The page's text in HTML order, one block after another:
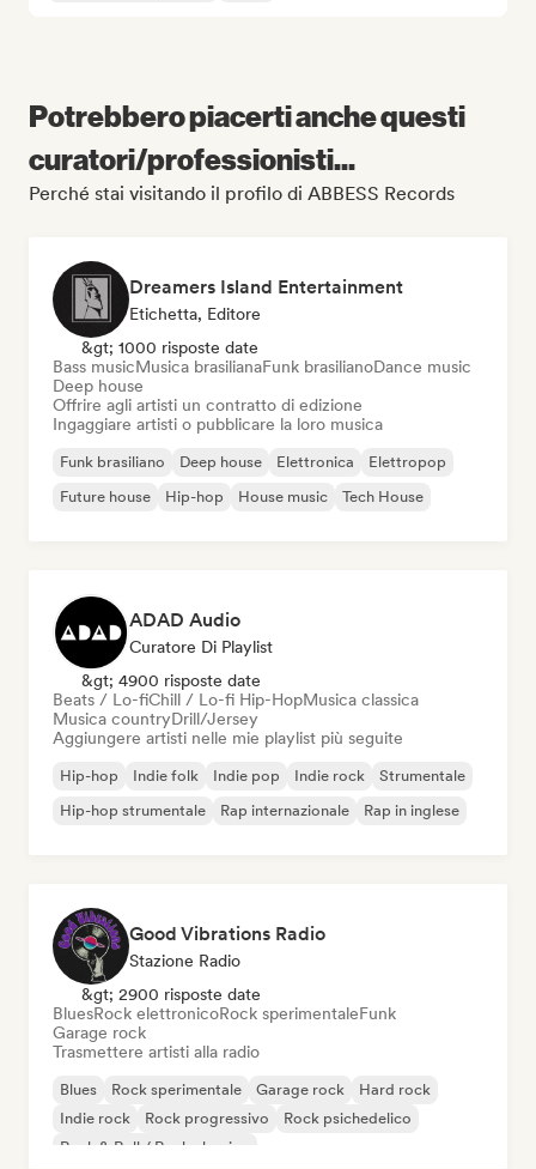
Potrebbero piacerti anche questi
curatori/professionisti...
Perché stai visitando il profilo di ABBESS Records
Dreamers Island Entertainment
Etichetta, Editore
&gt; 1000 risposte date
Bass musicMusica brasilianaFunk brasilianoDance music
Deep house
Offrire agli artisti un contratto di edizione
Ingaggiare artisti o pubblicare la loro musica
Funk brasiliano Deep house Elettronica
Elettropop
Future house
Hip-hop House music Tech House
ADAD Audio
Curatore Di Playlist
&gt; 4900 risposte date
Beats / Lo-fiChill / Lo-fi Hip-HopMusica classica
Musica countryDrill/Jersey
Aggiungere artisti nelle mie playlist più seguite
Hip-hop Indie folk Indie pop Indie rock
Strumentale
Hip-hop strumentale
Rap internazionale Rap in inglese
Good Vibrations Radio
Stazione Radio
&gt; 2900 risposte date
BluesRock elettronicoRock sperimentaleFunk
Garage rock
Trasmettere artisti alla radio
Blues Rock sperimentale Garage rock
Hard rock
Indie rock
Rock progressivo
Rock psichedelico
Rock & Roll / Rock classico